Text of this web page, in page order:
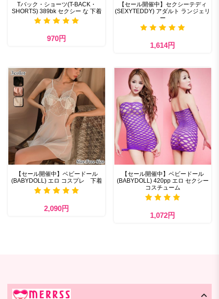
Tバック・ショーツ(T-BACK・
SHORTS) 389bk セクシー な 下着
970円
【セール開催中】セクシーテディ
(SEXYTEDDY) アダルト ランジェリ
ー
1,614円
【セール開催中】ベビードール
(BABYDOLL) エロ コスプレ 下着
2,090円
【セール開催中】ベビードール
(BABYDOLL) 420pp エロ セクシー
コスチューム
1,072円